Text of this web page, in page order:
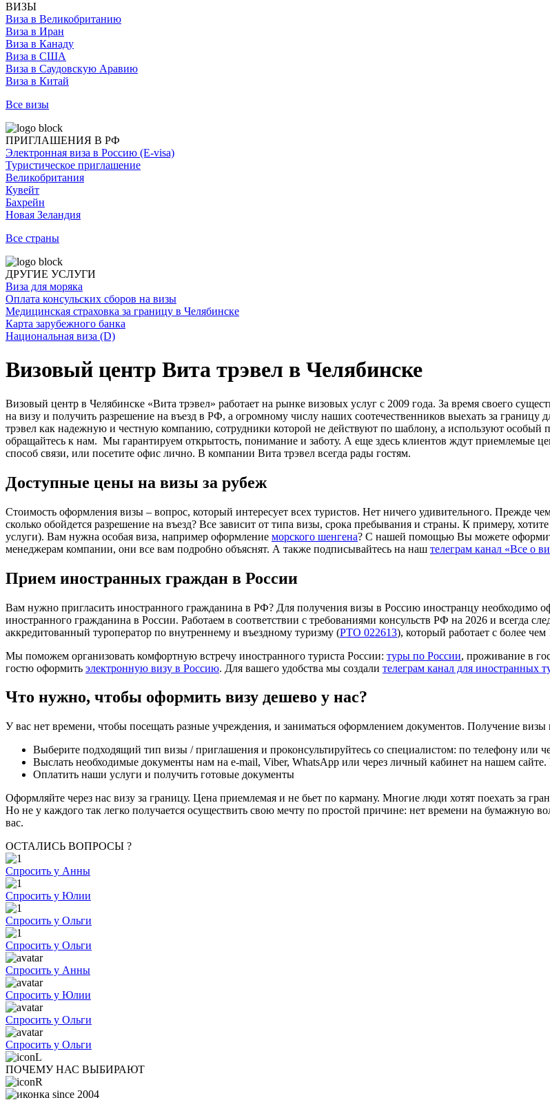
ВИЗЫ
Виза в Великобританию
Виза в Иран
Виза в Канаду
Виза в США
Виза в Саудовскую Аравию
Виза в Китай
Все визы
ПРИГЛАШЕНИЯ В РФ
Электронная виза в Россию (E-visa)
Туристическое приглашение
Великобритания
Кувейт
Бахрейн
Новая Зеландия
Все страны
ДРУГИЕ УСЛУГИ
Виза для моряка
Оплата консульских сборов на визы
Медицинская страховка за границу в Челябинске
Карта зарубежного банка
Национальная виза (D)
Визовый центр Вита трэвел в Челябинске
Визовый центр в Челябинске «Вита трэвел» работает на рынке визовых услуг c 2009 года. За время своего
на визу и получить разрешение на въезд в РФ, а огромному числу наших соотечественников выехать за
трэвел как надежную и честную компанию, сотрудники которой не действуют по шаблону, а используют особый
обращайтесь к нам. Мы гарантируем открытость, понимание и заботу. А еще здесь клиентов ждут приемлемые
способ связи, или посетите офис лично. В компании Вита трэвел всегда рады гостям.
Доступные цены на визы за рубеж
Стоимость оформления визы – вопрос, который интересует всех туристов. Нет ничего удивительного. Прежде
сколько обойдется разрешение на въезд? Все зависит от типа визы, срока пребывания и страны. К примеру,
услуги). Вам нужна особая виза, например оформление морского шенгена? С нашей помощью Вы можете
менеджерам компании, они все вам подробно объяснят. А также подписывайтесь на наш телеграм канал «Все о
Прием иностранных граждан в России
Вам нужно пригласить иностранного гражданина в РФ? Для получения визы в Россию иностранцу необходимо
иностранного гражданина в России. Работаем в соответствии с требованиями консульств РФ на 2026 и всегда
аккредитованный туроператор по внутреннему и въездному туризму (РТО 022613), который работает с более
Мы поможем организовать комфортную встречу иностранного туриста России: туры по России, проживание в
гостю оформить электронную визу в Россию. Для вашего удобства мы создали телеграм канал для иностранных
Что нужно, чтобы оформить визу дешево у нас?
У вас нет времени, чтобы посещать разные учреждения, и заниматься оформлением документов. Получение
Выберите подходящий тип визы / приглашения и проконсультируйтесь со специалистом: по телефону или
Выслать необходимые документы нам на e-mail, Viber, WhatsApp или через личный кабинет на нашем сайте.
Оплатить наши услуги и получить готовые документы
Оформляйте через нас визу за границу. Цена приемлемая и не бьет по карману. Многие люди хотят поехать за
Но не у каждого так легко получается осуществить свою мечту по простой причине: нет времени на бумажную
вас.
ОСТАЛИСЬ ВОПРОСЫ ?
Спросить у Анны
Спросить у Юлии
Спросить у Ольги
Спросить у Ольги
Спросить у Анны
Спросить у Юлии
Спросить у Ольги
Спросить у Ольги
ПОЧЕМУ НАС ВЫБИРАЮТ